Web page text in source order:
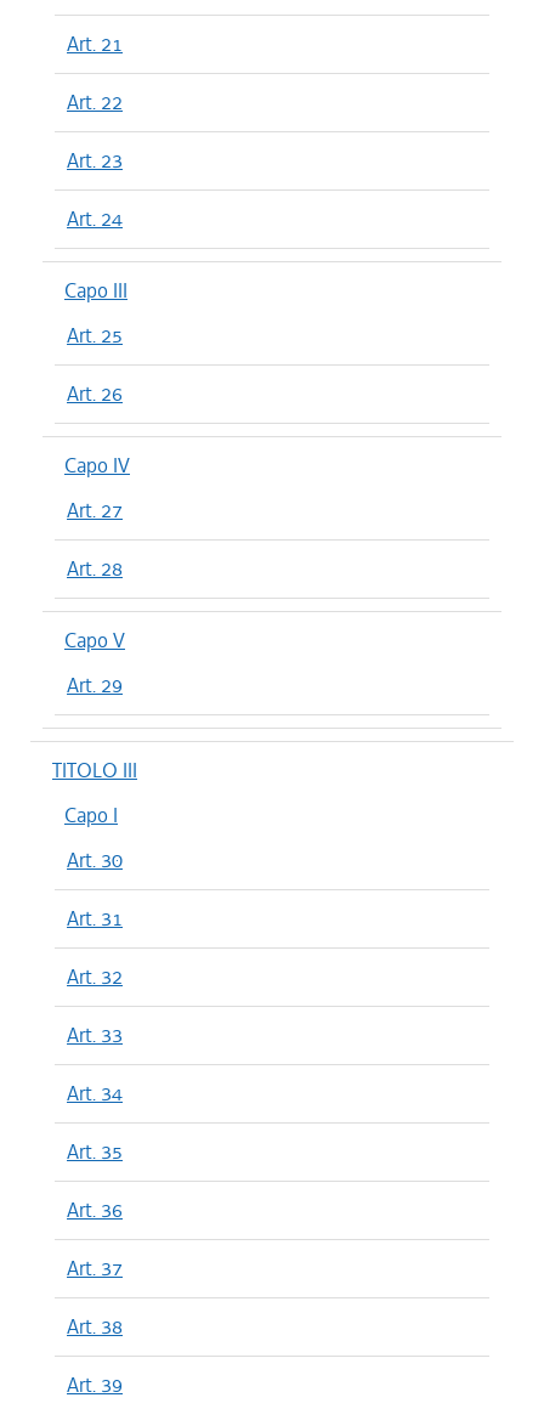
Art. 21
Art. 22
Art. 23
Art. 24
Capo III
Art. 25
Art. 26
Capo IV
Art. 27
Art. 28
Capo V
Art. 29
TITOLO III
Capo I
Art. 30
Art. 31
Art. 32
Art. 33
Art. 34
Art. 35
Art. 36
Art. 37
Art. 38
Art. 39